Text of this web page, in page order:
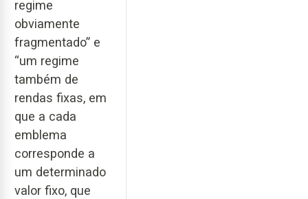
regime
obviamente
fragmentado” e
“um regime
também de
rendas fixas, em
que a cada
emblema
corresponde a
um determinado
valor fixo, que